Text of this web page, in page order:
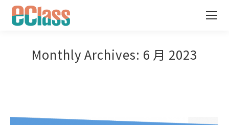
Monthly Archives: 6 月 2023